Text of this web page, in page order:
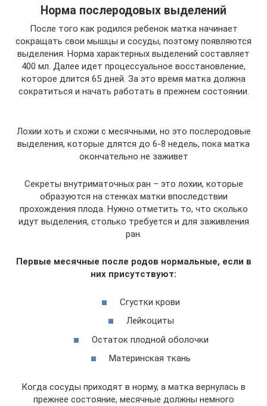
Норма послеродовых выделений
После того как родился ребенок матка начинает
сокращать свои мышцы и сосуды, поэтому появляются
выделения. Норма характерных выделений составляет
400 мл. Далее идет процессуальное восстановление,
которое длится 65 дней. За это время матка должна
сократиться и начать работать в прежнем состоянии.
Лохии хоть и схожи с месячными, но это послеродовые
выделения, которые длятся до 6-8 недель, пока матка
окончательно не заживет
Секреты внутриматочных ран – это лохии, которые
образуются на стенках матки впоследствии
прохождения плода. Нужно отметить то, что сколько
идут выделения, столько требуется и для заживления
ран.
Первые месячные после родов нормальные, если в
них присутствуют:
Сгустки крови
Лейкоциты
Остаток плодной оболочки
Материнская ткань
Когда сосуды приходят в норму, а матка вернулась в
прежнее состояние, месячные должны немного